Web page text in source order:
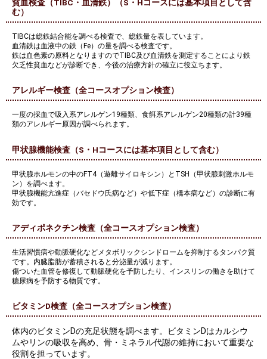
貧血検査（TIBC・血清鉄）（S・Hコースには基本項目として含
む）
TIBCは総鉄結合能を調べる検査で、総鉄量を表しています。
血清鉄は血液中の鉄（Fe）の量を調べる検査です。
鉄は血色素の原料となりますのでTIBC及び血清鉄を測定することにより鉄
欠乏性貧血などが診断でき、今後の治療方針の確立に役立ちます。
アレルギー検査（全コースオプション検査）
一度の採血で吸入系アレルゲン19種類、食餌系アレルゲン20種類の計39種
類のアレルギー原因が調べられます。
甲状腺機能検査（S・Hコースには基本項目として含む）
甲状腺ホルモンの中のFT4（遊離サイロキシン）とTSH（甲状腺刺激ホルモ
ン）を調べます。
甲状腺機能亢進症（バセドウ氏病など）や低下症（橋本病など）の診断に有
効です。
アディポネクチン検査（全コースオプション検査）
生活習慣病や動脈硬化などメタボリックシンドロームを抑制するタンパク質
です。内臓脂肪が蓄積されると分泌量が減ります。
傷ついた血管を修復して動脈硬化を予防したり、インスリンの働きを助けて
糖尿病を予防する物質です。
ビタミンD検査（全コースオプション検査）
体内のビタミンDの充足状態を調べます。ビタミンDはカルシウ
ムやリンの吸収を高め、骨・ミネラル代謝の維持において重要な
役割を担っています。